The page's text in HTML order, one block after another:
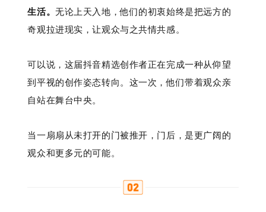
生活。无论上天入地，他们的初衷始终是把远方的
奇观拉进现实，让观众与之共情共感。
可以说，这届抖音精选创作者正在完成一种从仰望
到平视的创作姿态转向。这一次，他们带着观众亲
自站在舞台中央。
当一扇扇从未打开的门被推开，门后，是更广阔的
观众和更多元的可能。